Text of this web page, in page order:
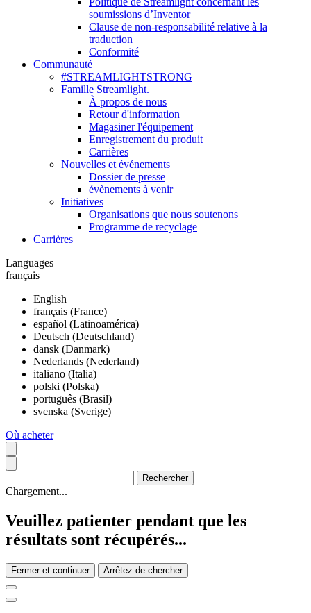
soumissions d’Inventor
Clause de non-responsabilité relative à la
traduction
Conformité
Communauté
#STREAMLIGHTSTRONG
Famille Streamlight.
À propos de nous
Retour d'information
Magasiner l'équipement
Enregistrement du produit
Carrières
Nouvelles et événements
Dossier de presse
évènements à venir
Initiatives
Organisations que nous soutenons
Programme de recyclage
Carrières
Languages
français
English
français (France)
español (Latinoamérica)
Deutsch (Deutschland)
dansk (Danmark)
Nederlands (Nederland)
italiano (Italia)
polski (Polska)
português (Brasil)
svenska (Sverige)
Où acheter
Chargement...
Veuillez patienter pendant que les
résultats sont récupérés...
Fermer et continuer Arrêtez de chercher